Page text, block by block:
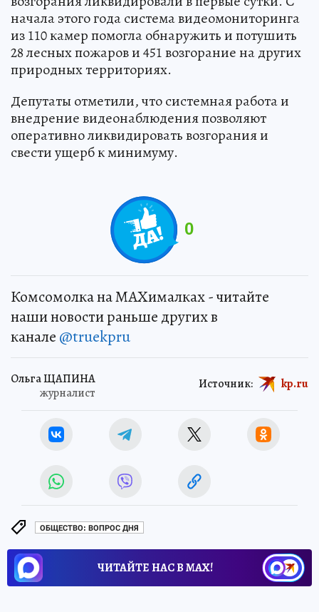
начала этого года система видеомониторинга
из 110 камер помогла обнаружить и потушить
28 лесных пожаров и 451 возгорание на других
природных территориях.
Депутаты отметили, что системная работа и
внедрение видеонаблюдения позволяют
оперативно ликвидировать возгорания и
свести ущерб к минимуму.
0
Комсомолка на MAXималках - читайте
наши новости раньше других в
канале @truekpru
Ольга ЩАПИНА
журналист
Источник: kp.ru
ОБЩЕСТВО: ВОПРОС ДНЯ
ЧИТАЙТЕ НАС В МАХ!